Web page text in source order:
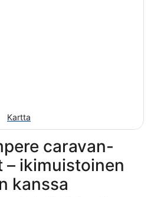
Kartta
caravan-
– ikimuistoinen
kanssa